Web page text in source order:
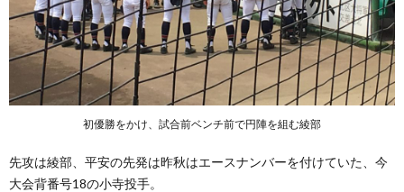
初優勝をかけ、試合前ベンチ前で円陣を組む綾部
先攻は綾部、平安の先発は昨秋はエースナンバーを付けていた、今
大会背番号18の小寺投手。